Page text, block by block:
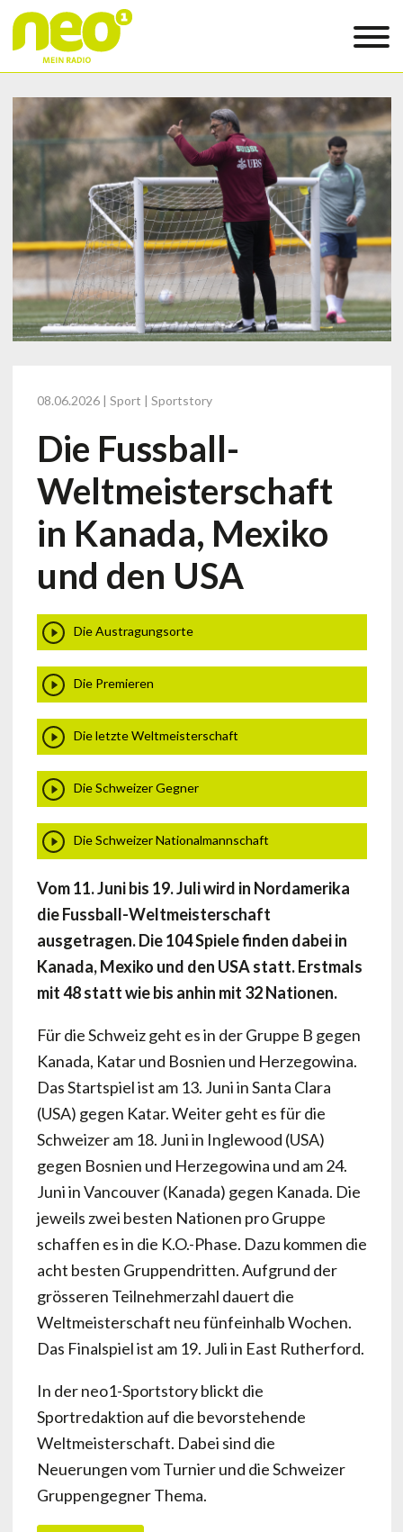
08.06.2026 | Sport | Sportstory
Die Fussball-
Weltmeisterschaft
in Kanada, Mexiko
und den USA
Die Austragungsorte
Die Premieren
Die letzte Weltmeisterschaft
Die Schweizer Gegner
Die Schweizer Nationalmannschaft
Vom 11. Juni bis 19. Juli wird in Nordamerika
die Fussball-Weltmeisterschaft
ausgetragen. Die 104 Spiele finden dabei in
Kanada, Mexiko und den USA statt. Erstmals
mit 48 statt wie bis anhin mit 32 Nationen.
Für die Schweiz geht es in der Gruppe B gegen
Kanada, Katar und Bosnien und Herzegowina.
Das Startspiel ist am 13. Juni in Santa Clara
(USA) gegen Katar. Weiter geht es für die
Schweizer am 18. Juni in Inglewood (USA)
gegen Bosnien und Herzegowina und am 24.
Juni in Vancouver (Kanada) gegen Kanada. Die
jeweils zwei besten Nationen pro Gruppe
schaffen es in die K.O.-Phase. Dazu kommen die
acht besten Gruppendritten. Aufgrund der
grösseren Teilnehmerzahl dauert die
Weltmeisterschaft neu fünfeinhalb Wochen.
Das Finalspiel ist am 19. Juli in East Rutherford.
In der neo1-Sportstory blickt die
Sportredaktion auf die bevorstehende
Weltmeisterschaft. Dabei sind die
Neuerungen vom Turnier und die Schweizer
Gruppengegner Thema.